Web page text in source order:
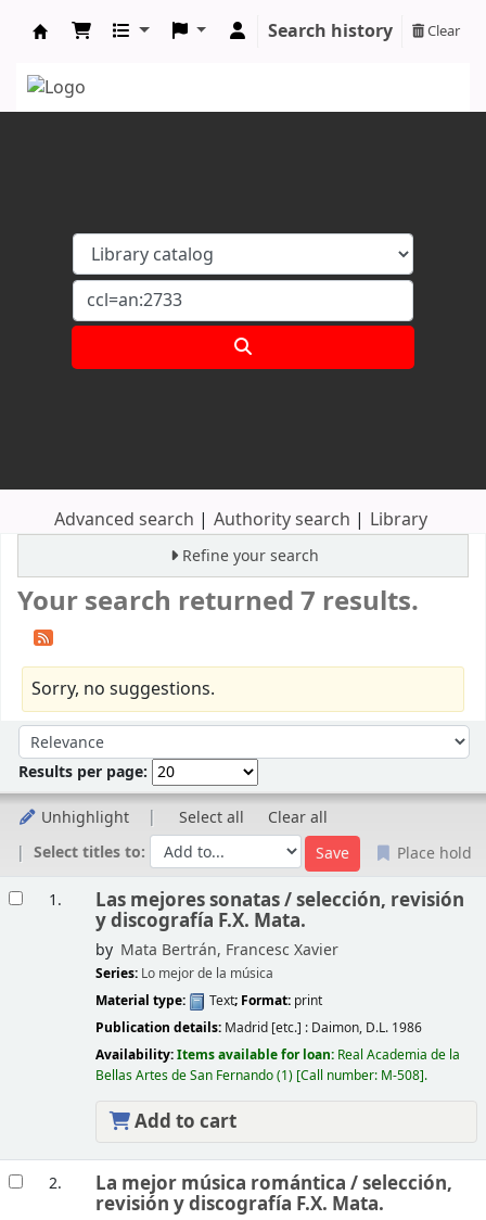
Search history Clear
Advanced search Authority search Library
Refine your search
Your search returned 7 results.
Sorry, no suggestions.
Sort by:
Results per page:
Unhighlight Select all
Clear all
Select titles to:
Place hold
1. Las mejores sonatas /selección, revisión
y discografía F.X. Mata.
by Mata Bertrán, Francesc Xavier
Series: Lo mejor de la música
Material type:
Text; Format: print
Publication details: Madrid [etc.] : Daimon, D.L. 1986
Availability:Items available for loan: Real Academia de la
Bellas Artes de San Fernando(1) Call number: M-508 .
Add to cart
2. La mejor música romántica /selección,
revisión y discografía F.X. Mata.